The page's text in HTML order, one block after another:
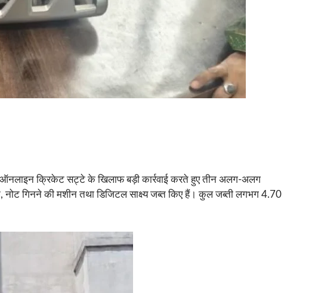
क्रिकेट सट्टे के खिलाफ बड़ी कार्रवाई करते हुए तीन अलग-अलग
नोट गिनने की मशीन तथा डिजिटल साक्ष्य जब्त किए हैं। कुल जब्ती लगभग 4.70